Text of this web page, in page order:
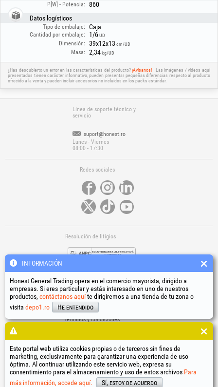
P[W] - Potencia:
860
Datos logísticos
Tipo de embalaje: Caja
Cantidad por embalaje: 1/6UD
Dimensión: 39x12x13 cm/UD
Masa: 2,34 kg/UD
¿Has descubierto un error en las características del producto?¡Avísanos!
Las imágenes / vídeos aquí
presentados tienen carácter informativo, pueden presentar pequeñas diferencias respecto al producto
ofrecido a la venta y pueden incluir accesorios no incluidos en los packs estándar.
Línea de soporte técnico y
servicio
suport@honest.ro
Lunes - Viernes
08:00 - 17:30
Redes sociales
Resolución de litigios
Enlaces útiles
Términos y condiciones
Datos de identificación de la empresa
Resolución online de litigios
HGT®, EvoTools®, EvoSanitary ® , EvoTools +Plus®, EvoSanitary +Plus® , EvoSelect®, EPTO® , EPTO Plus
PowerForProfessionals
y sus logotipos son marcas registradas Honest General Trading SRL.
Copyright 1994-2026Honest General Trading SRL. Todos los derechos reservados. CUI: 6615609,
INFORMACIÓN
Honest General Trading opera en el comercio mayorista, dirigido a
empresas. Si eres particular y estás interesado en uno de nuestros
productos, contáctanos aquíte dirigiremos a una tienda de tu zona o
visita depo1.ro He entendido
Este portal web utiliza cookies propias o de terceros sin fines de
marketing, exclusivamente para garantizar una experiencia de uso
óptima. Al continuar utilizando este servicio web, expresa su
consentimiento para el almacenamiento y uso de estos archivos Para
más información, accede aquí.
Sí, estoy de acuerdo